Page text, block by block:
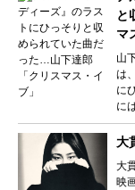
と
マ
山
は
に
に
大
大
映